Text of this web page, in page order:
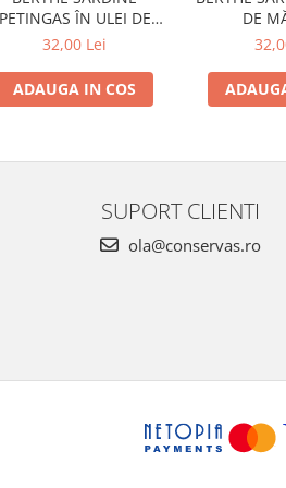
PETINGAS ÎN ULEI DE
MĂSLINE
32,00 Lei
ADAUGA IN COS
DE
SUPORT CLIENTI
ola@conservas.ro